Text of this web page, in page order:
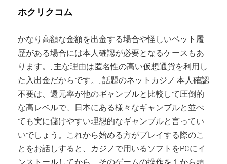
ホクリクコム
かなり高額な金額を出金する場合や怪しいベット履
歴がある場合には本人確認が必要となるケースもあ
ります。. 主な理由は匿名性の高い仮想通貨を利用し
た入出金だからです。. 話題のネットカジノ 本人確認
不要は、還元率が他のギャンブルと比較して圧倒的
な高レベルで、日本にある様々なギャンブルと並べ
ても実に儲けやすい理想的なギャンブルと言ってい
いでしょう。これから始める方がプレイする際のこ
とをお話しすると、カジノで用いるソフトをPCにイ
ンストールしてから、そのゲームの操作を１から頭